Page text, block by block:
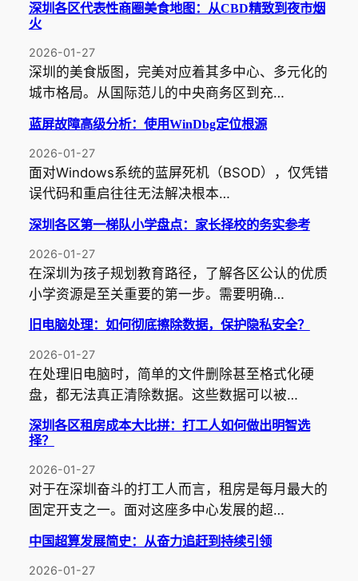
深圳各区代表性商圈美食地图：从CBD精致到夜市烟
火
2026-01-27
深圳的美食版图，完美对应着其多中心、多元化的
城市格局。从国际范儿的中央商务区到充…
蓝屏故障高级分析：使用WinDbg定位根源
2026-01-27
面对Windows系统的蓝屏死机（BSOD），仅凭错
误代码和重启往往无法解决根本…
深圳各区第一梯队小学盘点：家长择校的务实参考
2026-01-27
在深圳为孩子规划教育路径，了解各区公认的优质
小学资源是至关重要的第一步。需要明确…
旧电脑处理：如何彻底擦除数据，保护隐私安全？
2026-01-27
在处理旧电脑时，简单的文件删除甚至格式化硬
盘，都无法真正清除数据。这些数据可以被…
深圳各区租房成本大比拼：打工人如何做出明智选
择？
2026-01-27
对于在深圳奋斗的打工人而言，租房是每月最大的
固定开支之一。面对这座多中心发展的超…
中国超算发展简史：从奋力追赶到持续引领
2026-01-27